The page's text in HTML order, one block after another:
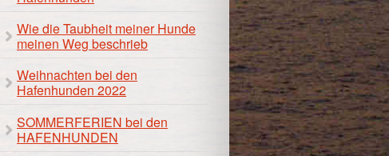
Wie die Taubheit meiner Hunde
meinen Weg beschrieb
Weihnachten bei den
Hafenhunden 2022
SOMMERFERIEN bei den
HAFENHUNDEN